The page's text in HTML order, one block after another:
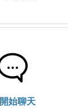
開始聊天